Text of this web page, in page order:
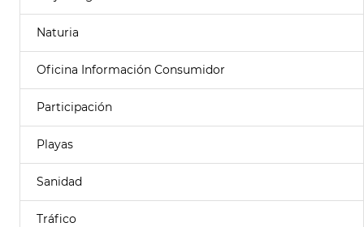
Naturia
Oficina Información Consumidor
Participación
Playas
Sanidad
Tráfico